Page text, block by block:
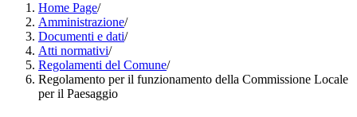
Home Page/
Amministrazione/
Documenti e dati/
Atti normativi/
Regolamenti del Comune/
Regolamento per il funzionamento della Commissione Locale
per il Paesaggio